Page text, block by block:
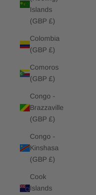
Islands
(GBP £)
Colombia
(GBP £)
Comoros
(GBP £)
Congo -
Brazzaville
(GBP £)
Congo -
Kinshasa
(GBP £)
Cook
Islands